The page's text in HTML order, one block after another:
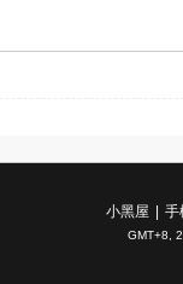
小黑屋 手
GMT+8,